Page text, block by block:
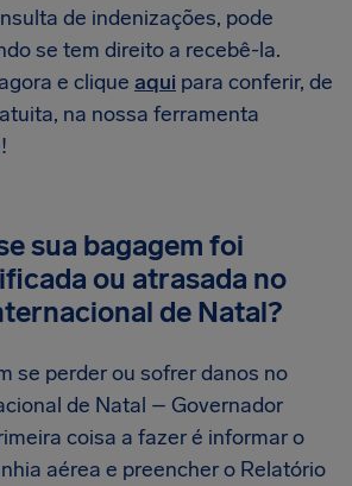
de indenizações, pode
se tem direito a recebê-la.
e clique aqui para conferir, de
na nossa ferramenta
sua bagagem foi
ou atrasada no
de Natal?
se perder ou sofrer danos no
de Natal – Governador
coisa a fazer é informar o
aérea e preencher o Relatório